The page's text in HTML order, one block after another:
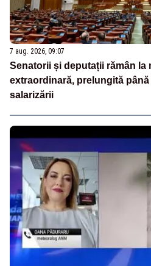
7 aug. 2026, 09:07
Senatorii și deputații rămân la
extraordinară, prelungită
salarizării